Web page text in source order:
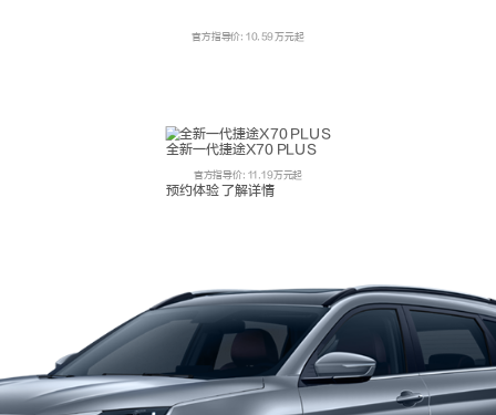
官方指导价: 10.59 万元起
全新一代捷途X70 PLUS
官方指导价: 11.19万元起
预约体验了解详情